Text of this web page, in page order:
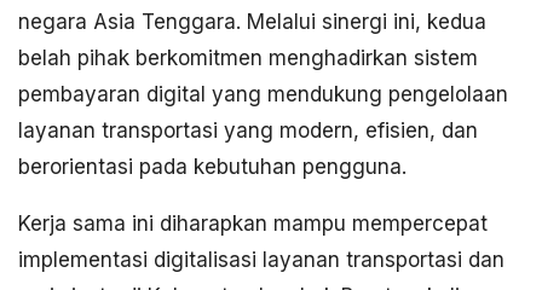
negara Asia Tenggara. Melalui sinergi ini, kedua
belah pihak berkomitmen menghadirkan sistem
pembayaran digital yang mendukung pengelolaan
layanan transportasi yang modern, efisien, dan
berorientasi pada kebutuhan pengguna.
Kerja sama ini diharapkan mampu mempercepat
implementasi digitalisasi layanan transportasi dan